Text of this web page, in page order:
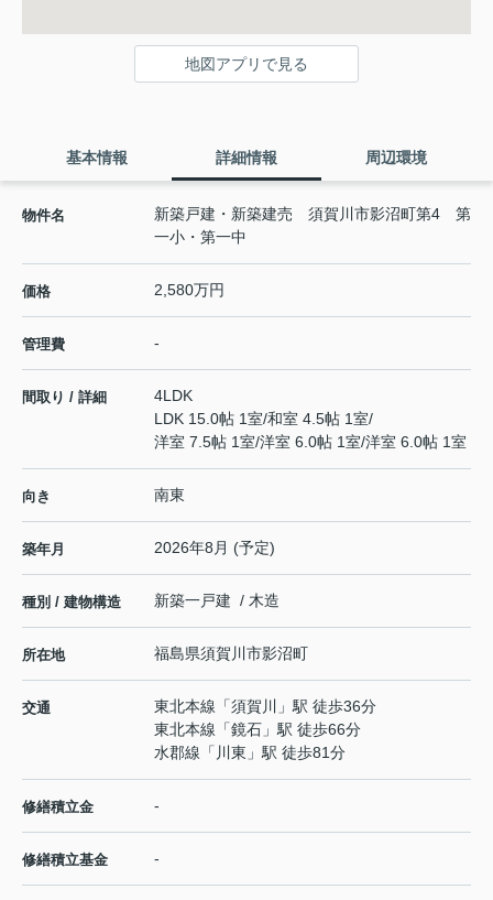
地図アプリで見る
基本情報 詳細情報 周辺環境
物件名
新築戸建・新築建売 須賀川市影沼町第4 第
一小・第一中
価格 2,580万円
管理費 -
間取り / 詳細
4LDK
LDK 15.0帖 1室/和室 4.5帖 1室/
洋室 7.5帖 1室/洋室 6.0帖 1室/洋室 6.0帖 1室
向き 南東
築年月 2026年8月 (予定)
種別 / 建物構造 新築一戸建 / 木造
所在地 福島県須賀川市影沼町
交通 東北本線 「須賀川
」駅 徒歩36分
東北本線 「鏡石 」駅 徒歩66分
水郡線 「 川東 」駅 徒歩81分
修繕積立金 -
修繕積立基金 -